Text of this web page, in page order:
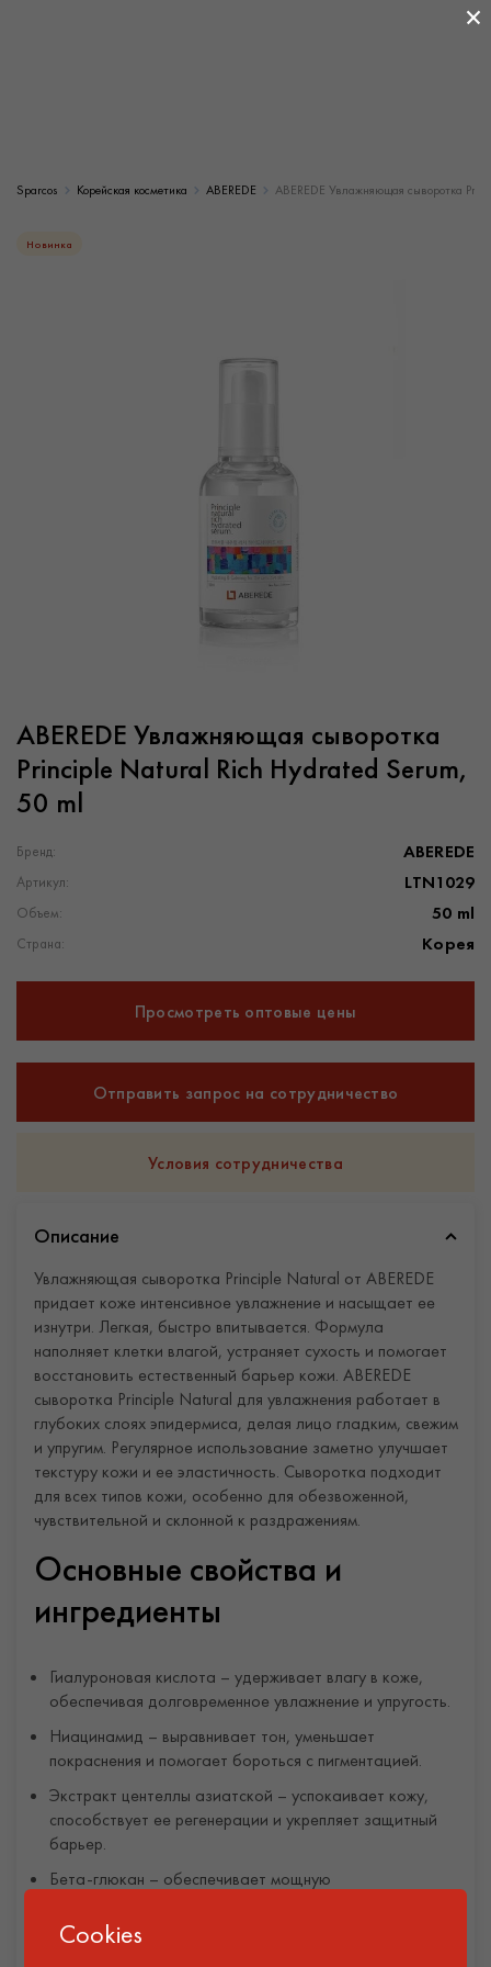
Sparcos Корейская косметика ABEREDE ABEREDE Увлажняющая сыворотка
Новинка
ABEREDE Увлажняющая сыворотка
Principle Natural Rich Hydrated Serum,
50 ml
Бренд: ABEREDE
Артикул: LTN1029
Объем: 50 ml
Страна: Корея
Просмотреть оптовые цены
Отправить запрос на сотрудничество
Условия сотрудничества
Описание
Увлажняющая сыворотка Principle Natural от ABEREDE
придает коже интенсивное увлажнение и насыщает ее
изнутри. Легкая, быстро впитывается. Формула
наполняет клетки влагой, устраняет сухость и помогает
восстановить естественный барьер кожи. ABEREDE
сыворотка Principle Natural для увлажнения работает в
глубоких слоях эпидермиса, делая лицо гладким, свежим
и упругим. Регулярное использование заметно улучшает
текстуру кожи и ее эластичность. Сыворотка подходит
для всех типов кожи, особенно для обезвоженной,
чувствительной и склонной к раздражениям.
Основные свойства и
ингредиенты
Гиалуроновая кислота – удерживает влагу в коже,
обеспечивая долговременное увлажнение и упругость.
Ниацинамид – выравнивает тон, уменьшает
покраснения и помогает бороться с пигментацией.
Экстракт центеллы азиатской – успокаивает кожу,
способствует ее регенерации и укрепляет защитный
барьер.
Бета-глюкан – обеспечивает мощную
клеток.
×
Cookies